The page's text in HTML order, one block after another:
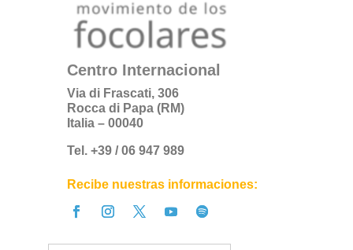
Centro Internacional
Via di Frascati, 306
Rocca di Papa (RM)
Italia – 00040
Tel. +39 / 06 947 989
Recibe nuestras informaciones: